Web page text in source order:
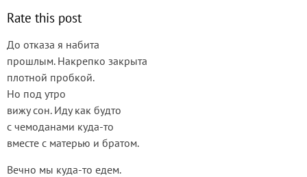
Rate this post
До отказа я набита
прошлым. Накрепко закрыта
плотной пробкой.
Но под утро
вижу сон. Иду как будто
с чемоданами куда-то
вместе с матерью и братом.
Вечно мы куда-то едем.